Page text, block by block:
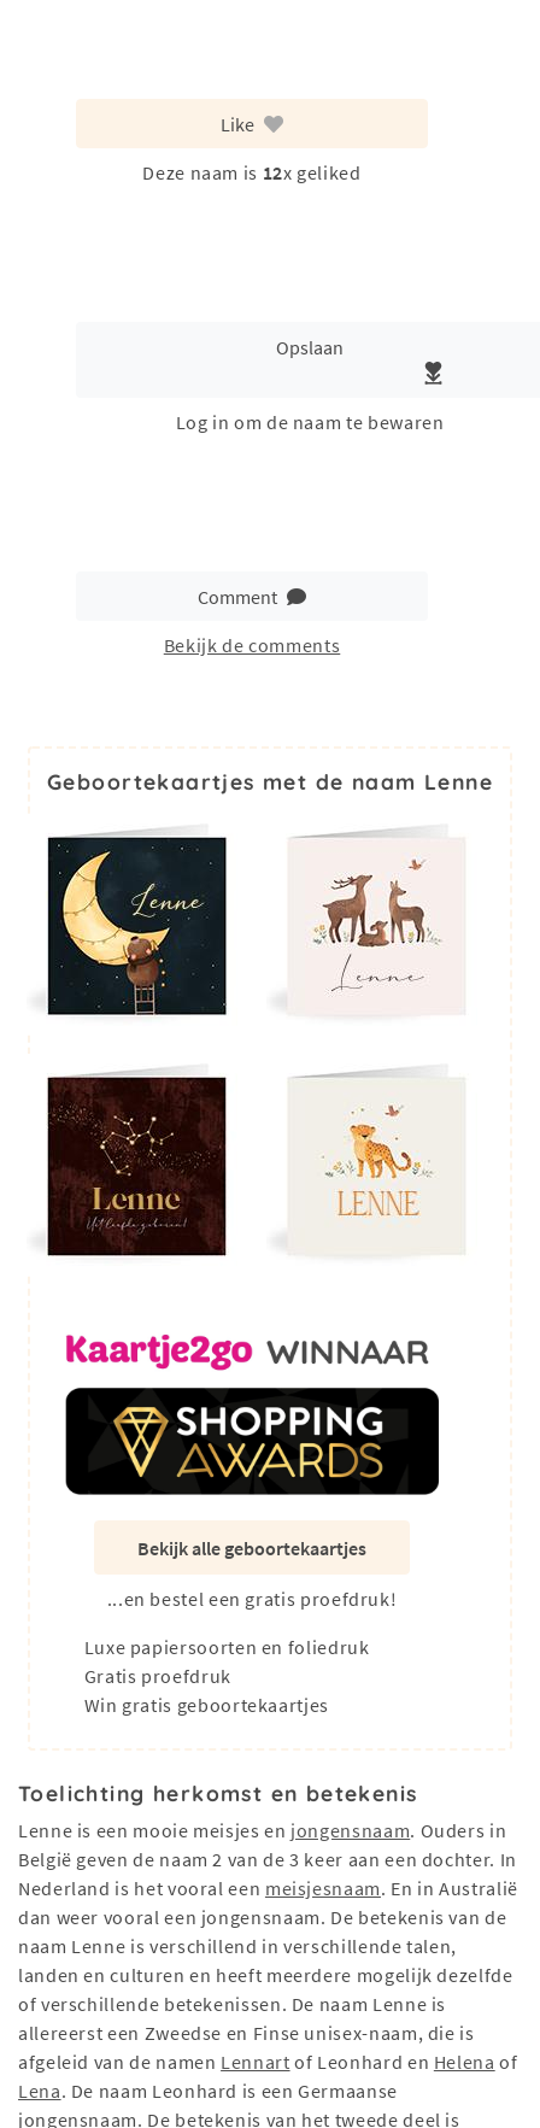
Like
Deze naam is 12x geliked
Opslaan
Log in om de naam te bewaren
Comment
Bekijk de comments
Geboortekaartjes met de naam Lenne
Bekijk alle geboortekaartjes
...en bestel een gratis proefdruk!
Luxe papiersoorten en foliedruk
Gratis proefdruk
Win gratis geboortekaartjes
Toelichting herkomst en betekenis
Lenne is een mooie meisjes en jongensnaam. Ouders in
België geven de naam 2 van de 3 keer aan een dochter. In
Nederland is het vooral een meisjesnaam. En in Australië
dan weer vooral een jongensnaam. De betekenis van de
naam Lenne is verschillend in verschillende talen,
landen en culturen en heeft meerdere mogelijk dezelfde
of verschillende betekenissen. De naam Lenne is
allereerst een Zweedse en Finse unisex-naam, die is
afgeleid van de namen Lennart of Leonhard en Helena of
Lena. De naam Leonhard is een Germaanse
jongensnaam. De betekenis van het tweede deel is